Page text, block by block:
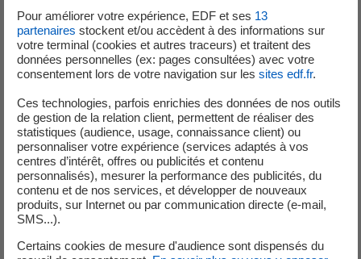
procédé au redémarrage de l'unité de production n°2 en
toute sûreté.
Les deux unités de production de la centrale de Civaux
sont à la disposition du réseau électrique national.
Message du 21 juin 2026 :
Dimanche 21 juin 2026, peu avant 18h, l’unité de
production n°2 de la centrale de Civaux s’est arrêtée
automatiquement, conformément aux dispositifs de
sûreté et de protection du réacteur.
Les équipes de la centrale sont mobilisées et procèdent
Pour améliorer votre expérience, EDF et ses 13
partenaires stockent et/ou accèdent à des informations sur
votre terminal (cookies et autres traceurs) et traitent des
données personnelles (ex: pages consultées) avec votre
consentement lors de votre navigation sur les sites edf.fr.
Ces technologies, parfois enrichies des données de nos outils
de gestion de la relation client, permettent de réaliser des
statistiques (audience, usage, connaissance client) ou
personnaliser votre expérience (services adaptés à vos
centres d’intérêt, offres ou publicités et contenu
personnalisés), mesurer la performance des publicités, du
contenu et de nos services, et développer de nouveaux
produits, sur Internet ou par communication directe (e-mail,
SMS...).
Certains cookies de mesure d'audience sont dispensés du